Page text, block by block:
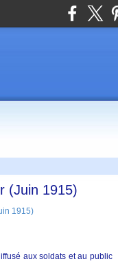
(Juin 1915)
aux soldats et au public